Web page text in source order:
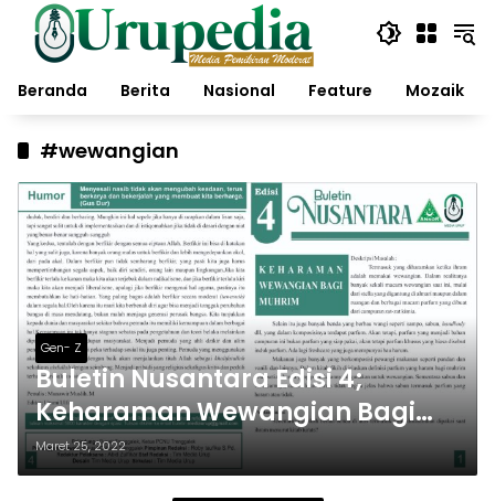
Langsung
konten
Beranda
Berita Nasional Feature Mozaik
#wewangian
Gen- Z
Buletin Nusantara Edisi 4;
Keharaman Wewangian Bagi
Muhrim
Maret 25, 2022